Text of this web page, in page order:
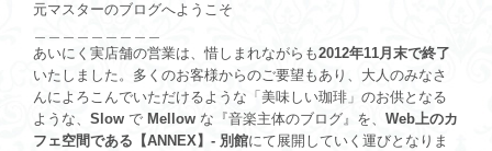
元マスターのブログへようこそ
あいにく実店舗の営業は、惜しまれながらも2012年11月末で終了
いたしました。多くのお客様からのご要望もあり、大人のみなさ
んによろこんでいただけるような「美味しい珈琲」のお供となる
ような、 Slow で Mellow な『音楽主体のブログ』を、 Web上のカ
フェ空間である【ANNEX】- 別館にて展開していく運びとなりま